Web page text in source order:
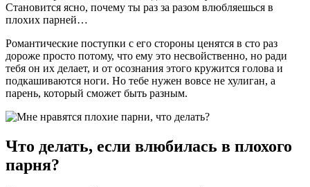
Становится ясно, почему ты раз за разом влюбляешься в
плохих парней…
Романтические поступки с его стороны ценятся в сто раз
дороже просто потому, что ему это несвойственно, но ради
тебя он их делает, и от осознания этого кружится голова и
подкашиваются ноги. Но тебе нужен вовсе не хулиган, а
парень, который сможет быть разным.
Что делать, если влюбилась в плохого
парня?